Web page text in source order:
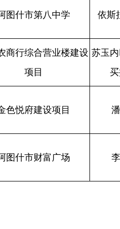
财富广场 李宇飞、杨再强